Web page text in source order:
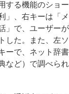
する機能のショー
」、右キーは「メ
」で、ユーザーが
した。また、左ソ
ーで、ネット辞書
など）で調べられ